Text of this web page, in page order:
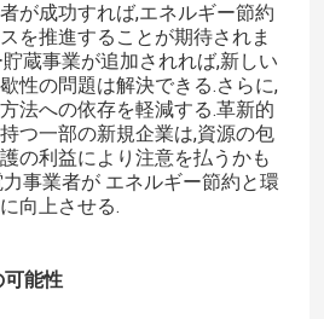
が成功すれば,エネルギー節約
を推進することが期待されま
蔵事業が追加されれば,新しい
性の問題は解決できる.さらに,
法への依存を軽減する.革新的
つ一部の新規企業は,資源の包
の利益により注意を払うかも
事業者が エネルギー節約と環
向上させる.
可能性